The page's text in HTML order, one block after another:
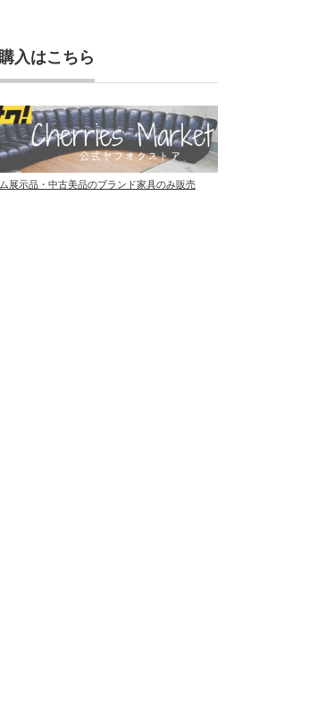
入はこちら
展示品・中古美品のブランド家具のみ販売